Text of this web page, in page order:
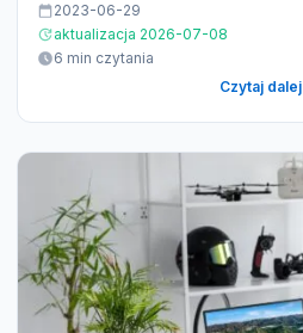
2023-06-29
aktualizacja 2026-07-08
6 min czytania
Czytaj dalej